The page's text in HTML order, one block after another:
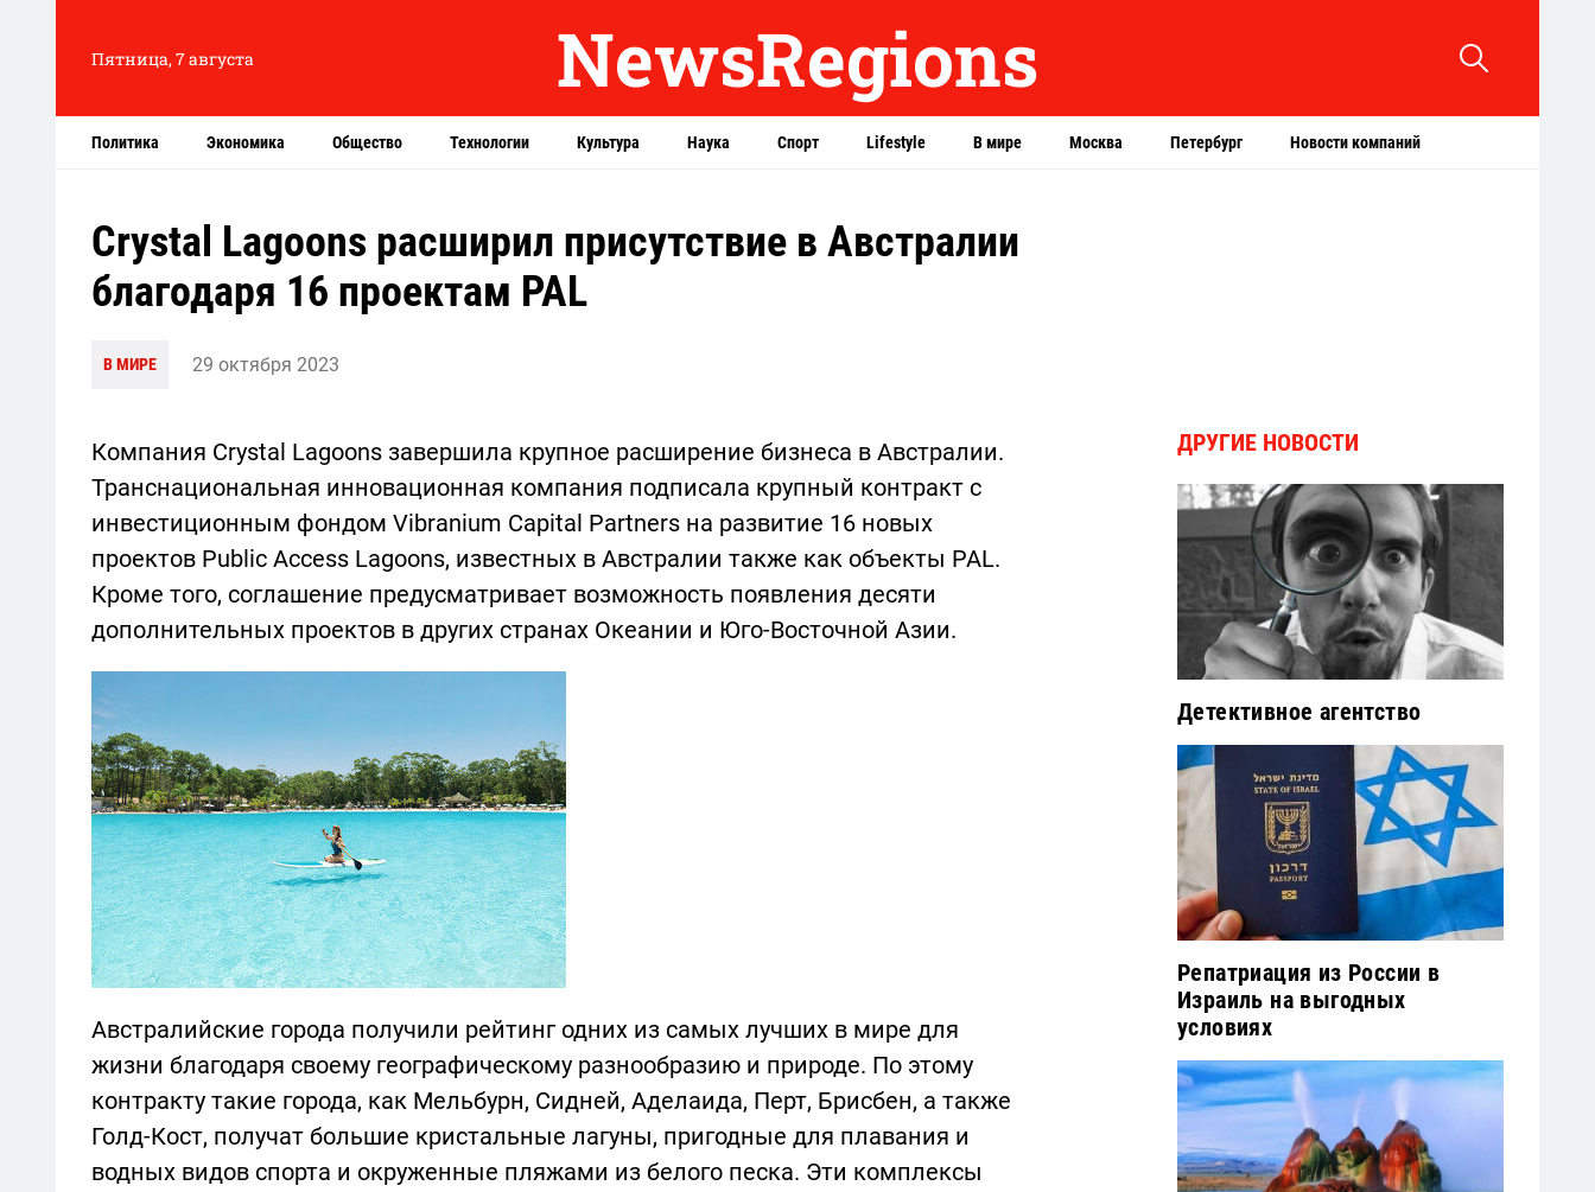
Пятница, 7 августа NewsRegions
Политика Экономика Общество Технологии Культура Наука Спорт Lifestyle В мире Москва Петербург Новости компаний
Crystal Lagoons расширил присутствие в Австралии
благодаря 16 проектам PAL
В МИРЕ 29 октября 2023
Компания Crystal Lagoons завершила крупное расширение бизнеса в Австралии.
Транснациональная инновационная компания подписала крупный контракт с
инвестиционным фондом Vibranium Capital Partners на развитие 16 новых
проектов Public Access Lagoons, известных в Австралии также как объекты PAL.
Кроме того, соглашение предусматривает возможность появления десяти
дополнительных проектов в других странах Океании и Юго-Восточной Азии.
Австралийские города получили рейтинг одних из самых лучших в мире для
жизни благодаря своему географическому разнообразию и природе. По этому
контракту такие города, как Мельбурн, Сидней, Аделаида, Перт, Брисбен, а также
Голд-Кост, получат большие кристальные лагуны, пригодные для плавания и
водных видов спорта и окруженные пляжами из белого песка. Эти комплексы
ДРУГИЕ НОВОСТИ
Детективное агентство
Репатриация из России в
Израиль на выгодных
условиях